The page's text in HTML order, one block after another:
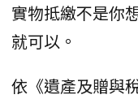
實物抵繳不是你
就可以。
依《遺產及贈與